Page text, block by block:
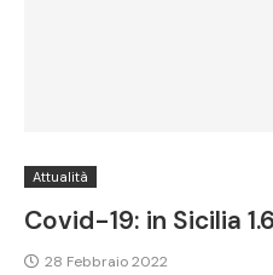
Attualità
Covid-19: in Sicilia
28 Febbraio 2022